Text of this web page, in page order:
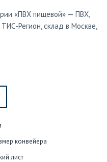
«ПВХ пищевой» — ПВХ,
Регион, склад в Москве,
конвейера
лист